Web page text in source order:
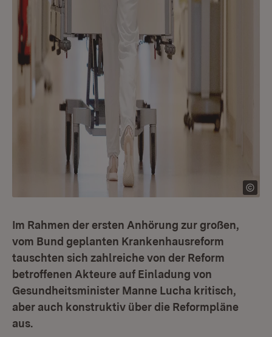
Im Rahmen der ersten Anhörung zur großen,
vom Bund geplanten Krankenhausreform
tauschten sich zahlreiche von der Reform
betroffenen Akteure auf Einladung von
Gesundheitsminister Manne Lucha kritisch,
aber auch konstruktiv über die Reformpläne
aus.